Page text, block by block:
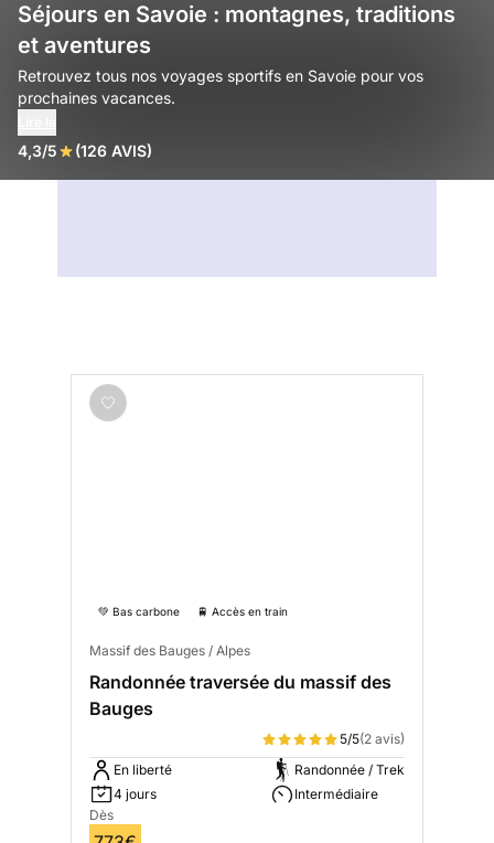
Séjours en Savoie : montagnes, traditions
et aventures
Retrouvez tous nos voyages sportifs en Savoie pour vos
prochaines vacances.
4,3/5 (126 AVIS)
💚 Bas carbone 🚆 Accès en train
Massif des Bauges / Alpes
Randonnée traversée du massif des
Bauges
5/5(2 avis)
En liberté
4 jours
Randonnée / Trek
Intermédiaire
Dès